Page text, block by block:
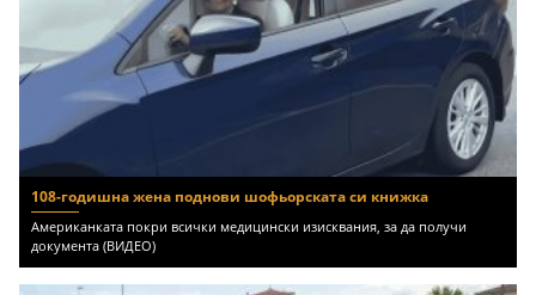
108-годишна жена поднови шофьорската си книжка
Американката покри всички медицински изисквания, за да получи
документа (ВИДЕО)